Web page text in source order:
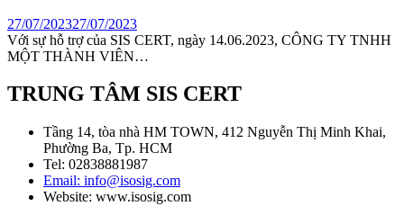
27/07/202327/07/2023
Với sự hỗ trợ của SIS CERT, ngày 14.06.2023, CÔNG TY TNHH
MỘT THÀNH VIÊN…
TRUNG TÂM SIS CERT
Tầng 14, tòa nhà HM TOWN, 412 Nguyễn Thị Minh Khai,
Phường Ba, Tp. HCM
Tel: 02838881987
Email: info@isosig.com
Website: www.isosig.com